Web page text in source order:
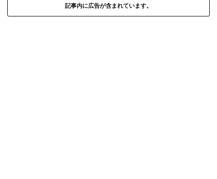
記事内に広告が含まれています。